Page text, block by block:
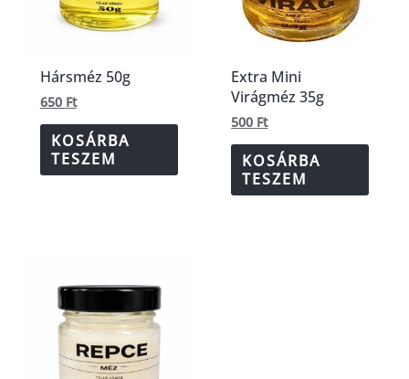
Hársméz 50g
650 Ft
KOSÁRBA
TESZEM
Extra Mini
Virágméz 35g
500 Ft
KOSÁRBA
TESZEM